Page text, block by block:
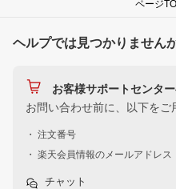
ページ
ヘルプでは見つかりません
お客様サポートセンタ
お問い合わせ前に、以下をご
・ 注文番号
・ 楽天会員情報のメールアドレス
チャット